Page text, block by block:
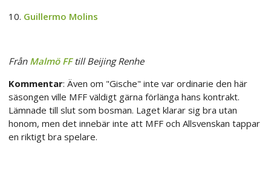
10. Guillermo Molins
Från Malmö FFtill Beijing Renhe
Kommentar: Även om "Gische" inte var ordinarie den här
säsongen ville MFF väldigt gärna förlänga hans kontrakt.
Lämnade till slut som bosman. Laget klarar sig bra utan
honom, men det innebär inte att MFF och Allsvenskan tappar
en riktigt bra spelare.